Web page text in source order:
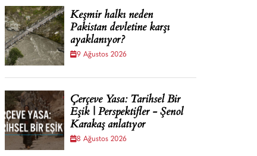
Keşmir halkı neden
Pakistan devletine karşı
ayaklanıyor?
9 Ağustos 2026
Çerçeve Yasa: Tarihsel Bir
Eşik | Perspektifler - Şenol
Karakaş anlatıyor
8 Ağustos 2026